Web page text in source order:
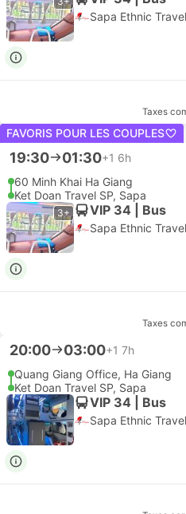
Sapa Ethnic Travel
Taxes
FAVORIS POUR LES COUPLES
19:30 01:30+1 6h
60 Minh Khai Ha Giang
Ket Doan Travel SP, Sapa
3+ VIP 34 | Bus
Sapa Ethnic Travel
Taxes
20:00 03:00+1 7h
Quang Giang Office, Ha Giang
Ket Doan Travel SP, Sapa
VIP 34 | Bus
Sapa Ethnic Travel